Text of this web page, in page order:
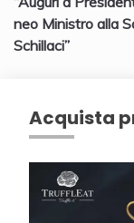
neo Ministro alla
Schillaci”
Acquista